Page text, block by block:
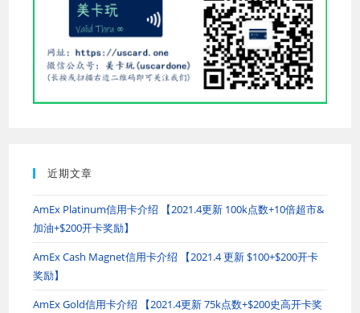
近期文章
AmEx Platinum信用卡介绍 【2021.4更新 100k点数+10倍超市&
加油+$200开卡奖励】
AmEx Cash Magnet信用卡介绍 【2021.4 更新 $100+$200开卡
奖励】
AmEx Gold信用卡介绍 【2021.4更新 75k点数+$200史高开卡奖